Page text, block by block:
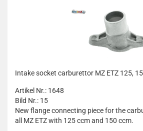
Intake socket carburettor MZ ETZ 125,
Artikel Nr.: 1648
Bild Nr.: 15
New flange connecting piece for the
all MZ ETZ with 125 ccm and 150 ccm.